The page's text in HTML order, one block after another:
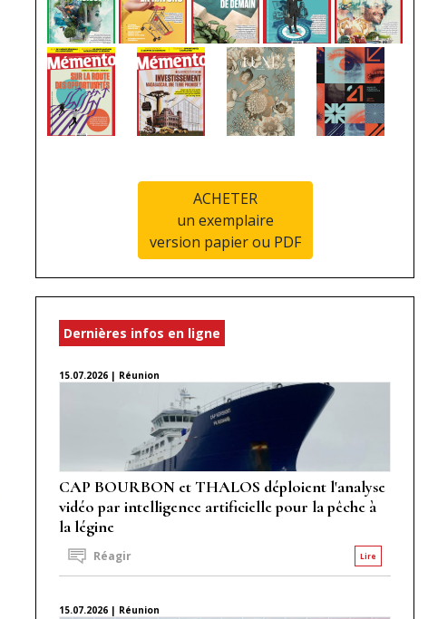
ACHETER
un exemplaire
version papier ou PDF
Dernières infos en ligne
15.07.2026 | Réunion
CAP BOURBON et THALOS déploient l'analyse
vidéo par intelligence artificielle pour la pêche à
la légine
Lire
Réagir
15.07.2026 | Réunion